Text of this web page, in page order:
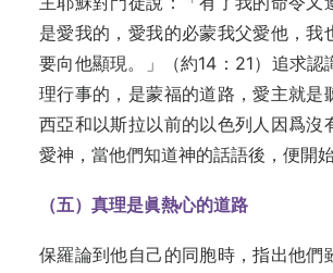
是愛我的，愛我的必蒙我父愛他，我
要向他顯現。」（約14：21）追求認
理行事的，是蒙福的道路，愛主就是
西亞和以斯拉以前的以色列人因爲沒
愛神，當他們知道神的話語後，便開始
（五）真理是眞熱心的道路
保羅論到他自己的同胞時，指出他們